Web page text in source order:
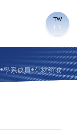
TW
EN
●學系成員●化材領域